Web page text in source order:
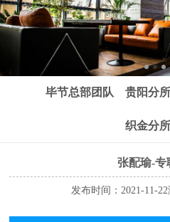
毕节总部团队 贵阳分
织金分
张配瑜-专
发布时间：2021-11-22